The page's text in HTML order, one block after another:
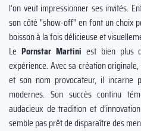
l’on veut impressionner ses invités.
son côté "show-off" en font un choix
boisson à la fois délicieuse et
Le Pornstar Martini est bien plus
expérience. Avec sa création
et son nom provocateur, il incarne
modernes. Son succès continu
audacieux de tradition et
semble pas prêt de disparaître des